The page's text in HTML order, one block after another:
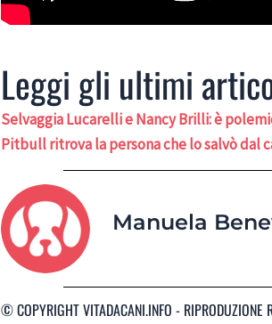
Leggi gli ultimi
Selvaggia Lucarelli e Nancy Brilli: è
Pitbull ritrova la persona che lo salvò dal
Manuela
© COPYRIGHT VITADACANI.INFO - RIPRODUZIONE